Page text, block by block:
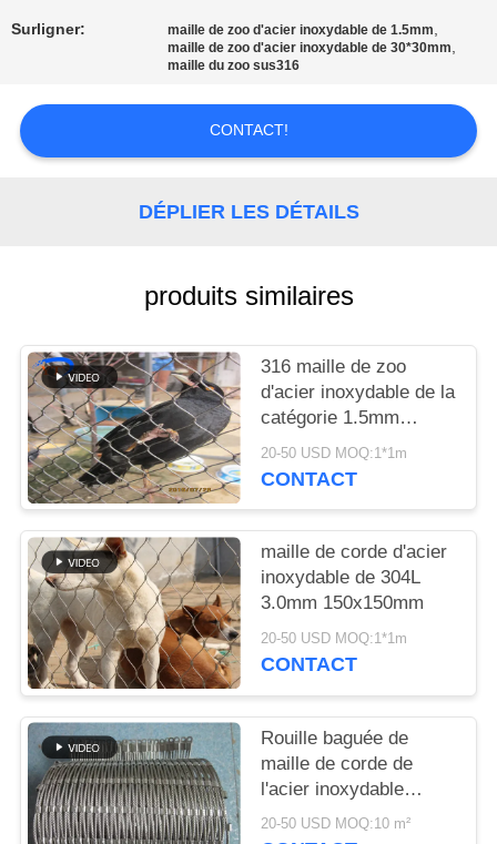
CONTACTEZ-
NOUVELLES
DEMANDEZ
CITATION
PLAN
DU
SITE
POLITIQUE
DE
CONFIDENTIALITÉ
Surligner: maille de zoo d'acier inoxydable de 1.5mm,
maille de zoo d'acier inoxydable de 30*30mm,
maille du zoo sus316
CONTACT!
DÉPLIER LES DÉTAILS
produits similaires
316 maille de zoo
d'acier inoxydable de la
catégorie 1.5mm
30*30mm
20-50 USD MOQ:1*1m
CONTACT
maille de corde d'acier
inoxydable de 304L
3.0mm 150x150mm
20-50 USD MOQ:1*1m
CONTACT
Rouille baguée de
maille de corde de
l'acier inoxydable
AISI316 résistante pour
l'architecture
20-50 USD MOQ:10 m²